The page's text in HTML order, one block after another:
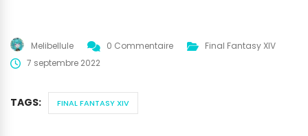
Melibellule 0 Commentaire
Final Fantasy XIV
7 septembre 2022
TAGS: FINAL FANTASY XIV